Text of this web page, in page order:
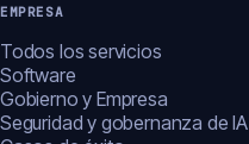
EMPRESA
Todos los servicios
Software
Gobierno y Empresa
Seguridad y gobernanza de IA